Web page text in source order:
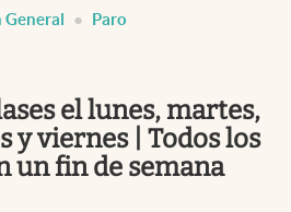
Paro
el lunes, martes,
y viernes | Todos los
un fin de semana